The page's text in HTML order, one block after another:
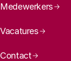
Medewerkers
Vacatures
Contact